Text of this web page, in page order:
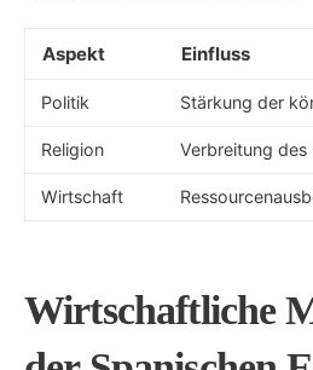
Aspekt Einfluss
Politik Stärkung der
Religion Verbreitung des⁣
Wirtschaft
Wirtschaftliche